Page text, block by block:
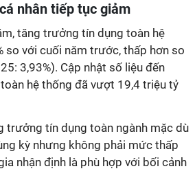
nhân tiếp tục giảm
tăng trưởng tín dụng toàn hệ
so với cuối năm trước, thấp hơn so
3,93%). Cập nhật số liệu đến
hệ thống đã vượt 19,4 triệu tỷ
trưởng tín dụng toàn ngành mặc dù
kỳ nhưng không phải mức thấp
nhận định là phù hợp với bối cảnh